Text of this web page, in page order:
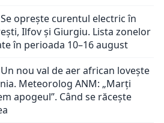
Se oprește curentul electric în
Ilfov și Giurgiu. Lista zonelor
în perioada 10–16 august
Un nou val de aer african lovește
Meteorolog ANM: „Marți
apogeul”. Când se răcește